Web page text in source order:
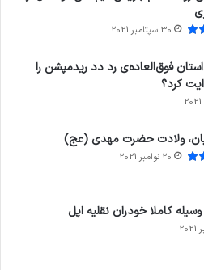
30 سپتامبر 2021
فوق‌العاده‌ی رد دد ریدمپشن را
کرد؟
ولادت حضرت مهدی (عج)
20 نوامبر 2021
کاملا خودران نقلیه اپل